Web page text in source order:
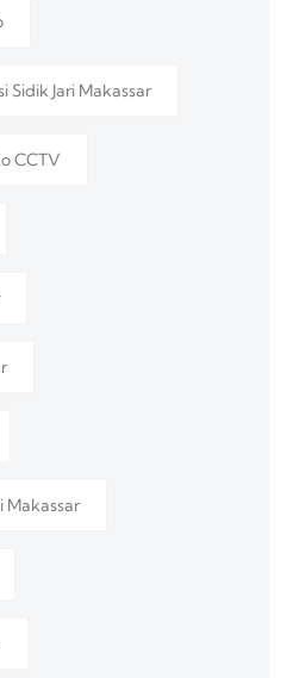
Sidik Jari Makassar
CCTV
Makassar